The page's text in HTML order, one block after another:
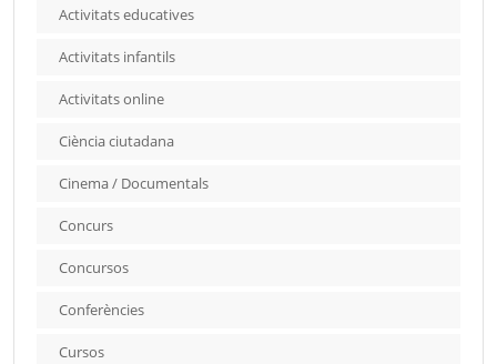
Activitats educatives
Activitats infantils
Activitats online
Ciència ciutadana
Cinema / Documentals
Concurs
Concursos
Conferències
Cursos